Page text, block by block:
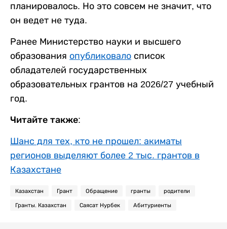
планировалось. Но это совсем не значит, что
он ведет не туда.
Ранее Министерство науки и высшего
образования опубликовало список
обладателей государственных
образовательных грантов на 2026/27 учебный
год.
Читайте также:
Шанс для тех, кто не прошел: акиматы
регионов выделяют более 2 тыс. грантов в
Казахстане
Казахстан Грант Обращение гранты родители
Гранты. Казахстан Саясат Нурбек Абитуриенты